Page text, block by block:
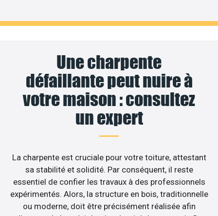
Une charpente
défaillante peut nuire à
votre maison : consultez
un expert
La charpente est cruciale pour votre toiture, attestant
sa stabilité et solidité. Par conséquent, il reste
essentiel de confier les travaux à des professionnels
expérimentés. Alors, la structure en bois, traditionnelle
ou moderne, doit être précisément réalisée afin